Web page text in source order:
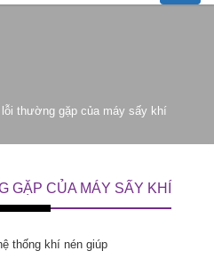
lỗi thường gặp của máy sấy khí
GẶP CỦA MÁY SẤY KHÍ
thống khí nén giúp